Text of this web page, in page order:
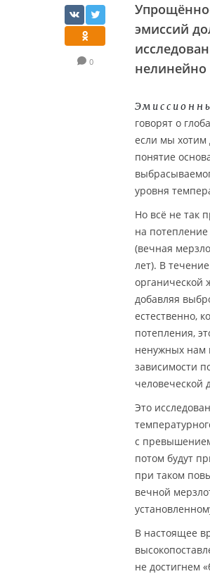
0
эмиссий
говорят о
если мы хотим
понятие
уровня
Но всё не так
на
(вечная
лет). В
органической
добавляя
естественно,
потепления,
ненужных нам
зависимости
человеческой
Это
с
потом будут
при таком
вечной
В настоящее
не достигнем